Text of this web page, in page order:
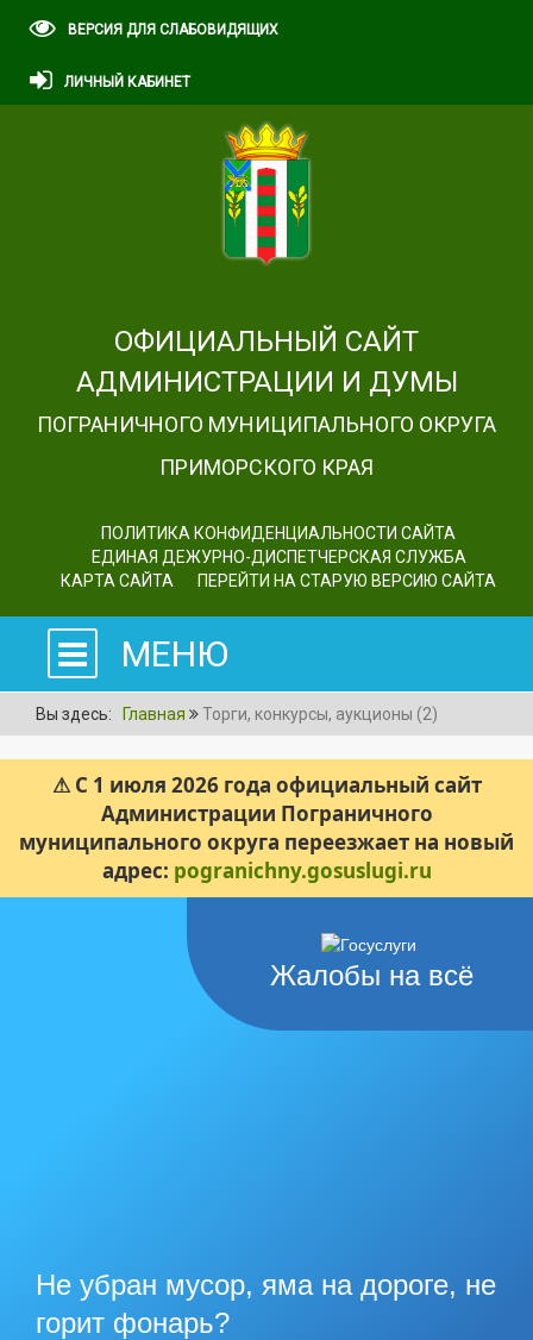
ВЕРСИЯ ДЛЯ СЛАБОВИДЯЩИХ
ЛИЧНЫЙ КАБИНЕТ
ОФИЦИАЛЬНЫЙ САЙТ
АДМИНИСТРАЦИИ И ДУМЫ
ПОГРАНИЧНОГО МУНИЦИПАЛЬНОГО ОКРУГА
ПРИМОРСКОГО КРАЯ
ПОЛИТИКА КОНФИДЕНЦИАЛЬНОСТИ САЙТА
ЕДИНАЯ ДЕЖУРНО-ДИСПЕТЧЕРСКАЯ СЛУЖБА
КАРТА САЙТА
ПЕРЕЙТИ НА СТАРУЮ ВЕРСИЮ САЙТА
МЕНЮ
Вы здесь: Главная Торги, конкурсы, аукционы (2)
⚠ С 1 июля 2026 года официальный сайт
Администрации Пограничного
муниципального округа переезжает на новый
адрес: pogranichny.gosuslugi.ru
Жалобы на всё
Не убран мусор, яма на дороге, не
горит фонарь?